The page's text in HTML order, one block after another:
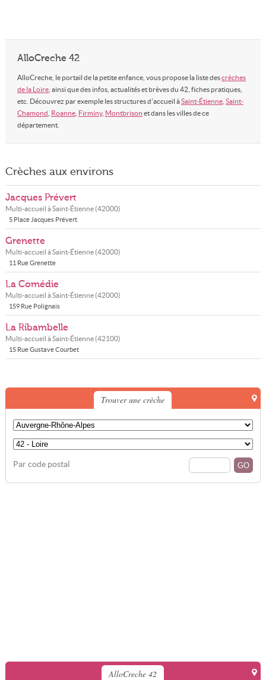
AlloCreche 42
AlloCreche, le portail de la petite enfance, vous propose la liste descrèches
de la Loire, ainsi que des infos, actualités et brèves du 42, fiches pratiques,
etc. Découvrez par exemple les structures d'accueil àSaint-Étienne, Saint-
Chamond Roanne, Firminy, Montbrison et dans les villes de ce
département.
Crèches aux environs
Jacques Prévert
Multi-accueil àSaint-Étienne(42000)
5 Place Jacques Prévert
Grenette
Multi-accueil àSaint-Étienne(42000)
11 Rue Grenette
La Comédie
Multi-accueil àSaint-Étienne(42000)
159 Rue Polignais
La Ribambelle
Multi-accueil àSaint-Étienne(42100)
15 Rue Gustave Courbet
Trouver une crèche
Par code postal
AlloCreche 42